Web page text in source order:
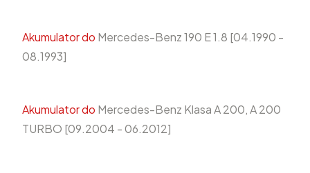
Akumulator do Mercedes-Benz 190 E 1.8 [04.1990 -
08.1993]
Akumulator do Mercedes-Benz Klasa A 200, A 200
TURBO [09.2004 - 06.2012]